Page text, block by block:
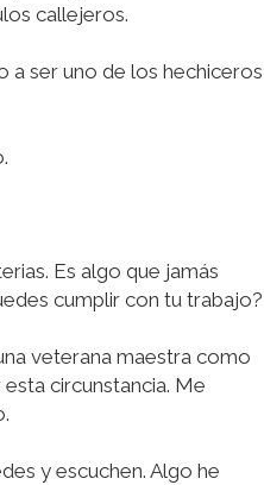
callejeros.
a ser uno de los hechiceros
Es algo que jamás
cumplir con tu trabajo?
veterana maestra como
circunstancia. Me
y escuchen. Algo he